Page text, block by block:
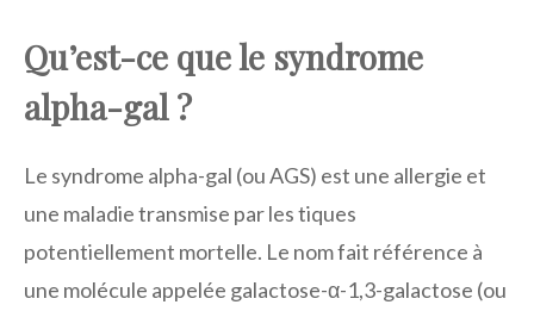
Qu’est-ce que le syndrome
alpha-gal ?
Le syndrome alpha-gal (ou AGS) est une allergie et
une maladie transmise par les tiques
potentiellement mortelle. Le nom fait référence à
une molécule appelée galactose-α-1,3-galactose (ou